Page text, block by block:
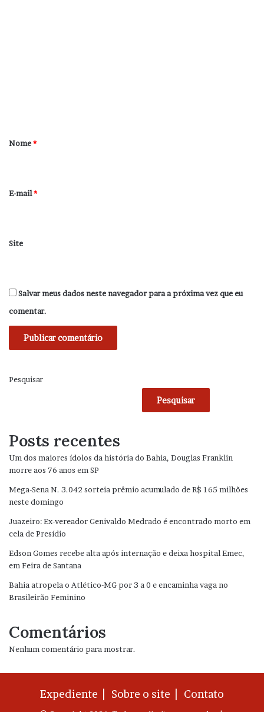
r
*
Nome*
E-mail*
Site
Salvar meus dados neste navegador para a próxima vez que eu
comentar.
Pesquisar
Pesquisar
Posts recentes
Um dos maiores ídolos da história do Bahia, Douglas Franklin
morre aos 76 anos em SP
Mega-Sena N. 3.042 sorteia prêmio acumulado de R$ 165 milhões
neste domingo
Juazeiro: Ex-vereador Genivaldo Medrado é encontrado morto em
cela de Presídio
Edson Gomes recebe alta após internação e deixa hospital Emec,
em Feira de Santana
Bahia atropela o Atlético-MG por 3 a 0 e encaminha vaga no
Brasileirão Feminino
Comentários
Nenhum comentário para mostrar.
Expediente | Sobre o site | Contato